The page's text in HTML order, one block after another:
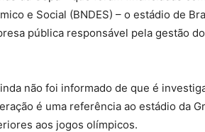
e Social (BNDES) – o estádio de
pública responsável pela gestão
não foi informado de que é
é uma referência ao estádio da
aos jogos olímpicos.